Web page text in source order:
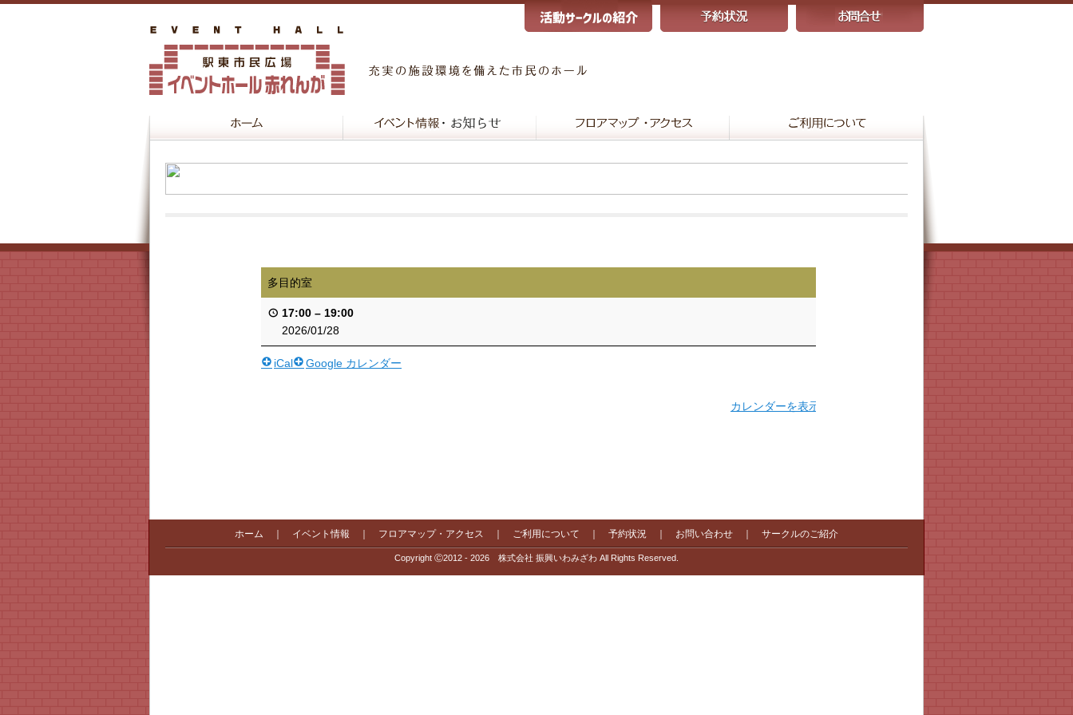
多目的室
17:00 – 19:00
2026/01/28
iCal Google カレンダー
カレンダーを表示
ホーム イベント情報 フロアマップ・アクセス ご利用について 予約状況 お問い合わせ サークルのご紹介
Copyright Ⓒ2012 - 2026 株式会社 振興いわみざわ All Rights Reserved.